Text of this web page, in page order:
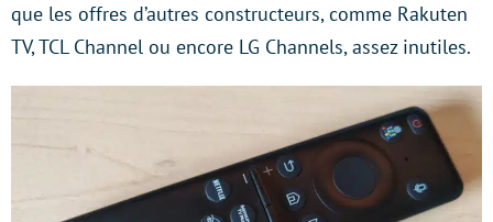
que les offres d’autres constructeurs, comme Rakuten
TV, TCL Channel ou encore LG Channels, assez inutiles.